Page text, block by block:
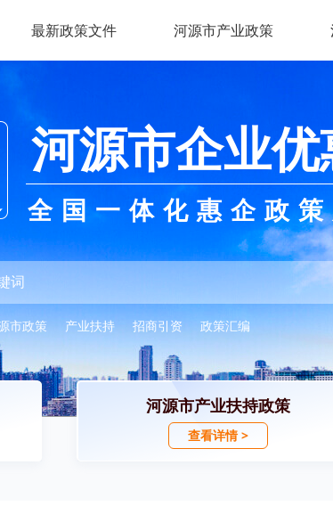
最新政策文件 河源市产业政策
河源市企业
全国一体化惠企政
市政策 产业扶持 招商引资 政策汇编
河源市产业扶持政策
查看详情 >